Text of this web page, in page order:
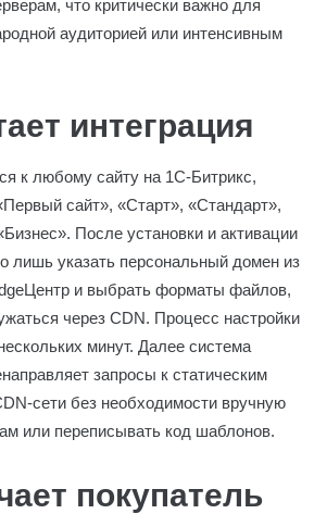
что критически важно для
аудиторией или интенсивным
интеграция
к любому сайту на 1С-Битрикс,
сайт», «Старт», «Стандарт»,
После установки и активации
лишь указать персональный домен из
и выбрать форматы файлов,
через CDN. Процесс настройки
минут. Далее система
запросы к статическим
сети без необходимости вручную
или переписывать код шаблонов.
покупатель